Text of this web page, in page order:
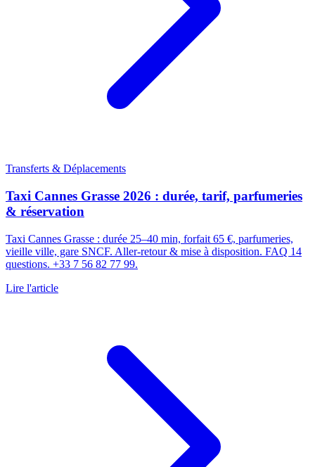
Transferts & Déplacements
Taxi Cannes Grasse 2026 : durée, tarif, parfumeries
& réservation
Taxi Cannes Grasse : durée 25–40 min, forfait 65 €, parfumeries,
vieille ville, gare SNCF. Aller-retour & mise à disposition. FAQ 14
questions. +33 7 56 82 77 99.
Lire l'article